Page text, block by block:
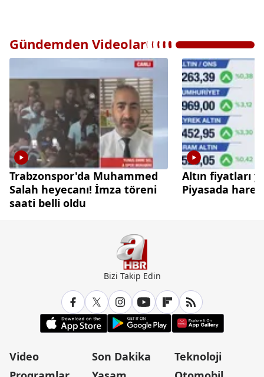
Gündemden Videolar
Trabzonspor'da Muhammed
Salah heyecanı! İmza töreni
saati belli oldu
Altın fiyatları
Piyasada
Bizi Takip Edin
Video
Son Dakika
Teknoloji